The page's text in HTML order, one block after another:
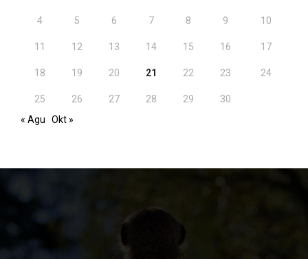
4 5 6 7 8 9 10
11 12 13 14 15 16 17
18 19 20 21 22 23 24
25 26 27 28 29
30
« Agu
Okt »